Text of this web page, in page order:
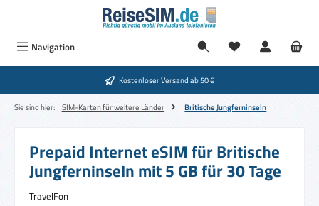
Zum Hauptinhalt springen
Navigation
Kostenloser Versand ab 50 €
Sie sind hier: SIM-Karten für weitere Länder Britische Jungferninseln
Prepaid Internet eSIM für Britische
Jungferninseln mit 5 GB für 30 Tage
TravelFon